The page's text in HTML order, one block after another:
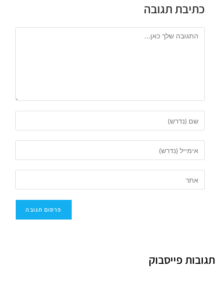
כתיבת תגובה
תגובות פייסבוק